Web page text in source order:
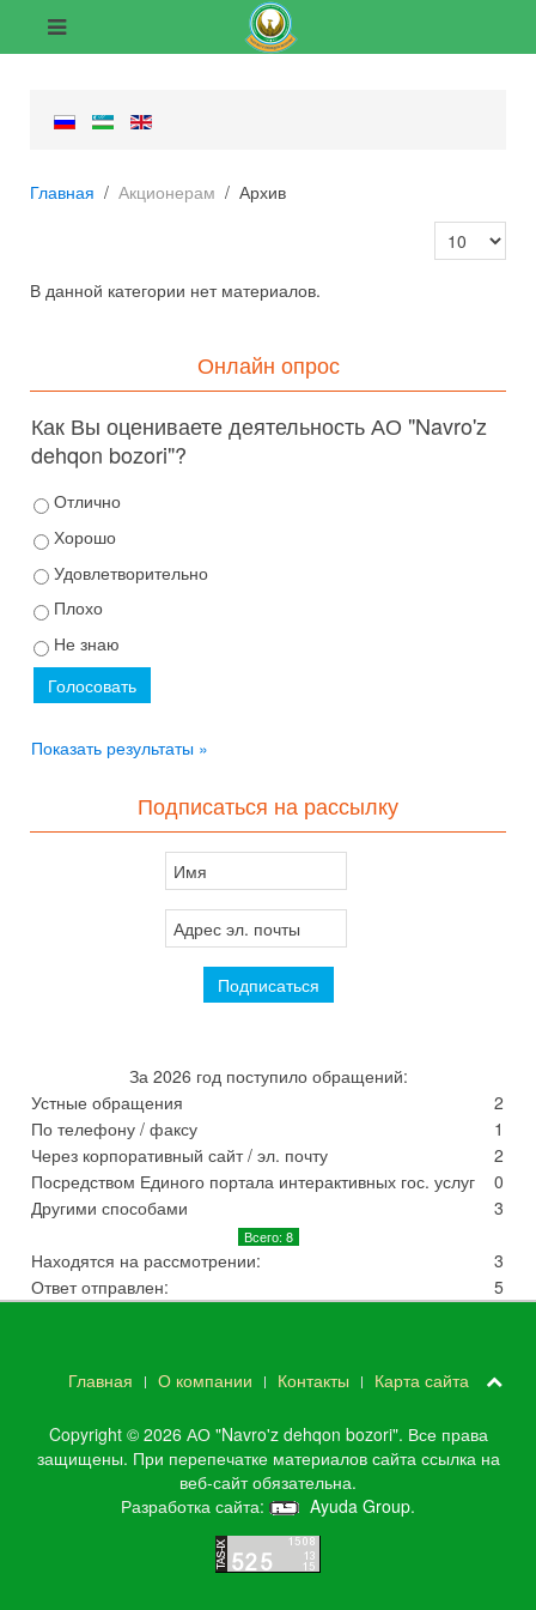
Главная Акционерам
Архив
Кол-во
В данной категории нет материалов.
Онлайн опрос
Как Вы оцениваете деятельность АО "Navro'z
dehqon bozori"?
Отлично
Хорошо
Удовлетворительно
Плохо
Не знаю
Показать результаты »
Подписаться на рассылку
За 2026 год поступило обращений:
Устные обращения
2
По телефону / факсу
1
Через корпоративный сайт / эл. почту
2
Посредством Единого портала интерактивных гос. услуг
0
Другими способами
3
Всего: 8
Находятся на рассмотрении:
3
Ответ отправлен:
5
Главная О компании Контакты Карта сайта
Copyright © 2026 АО "Navro'z dehqon bozori". Все права
защищены. При перепечатке материалов сайта ссылка на
веб-сайт обязательна.
Разработка сайта:
Ayuda Group.